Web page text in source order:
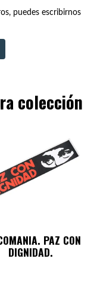
puedes escribirnos
colección
PAZ CON
DIGNIDAD.